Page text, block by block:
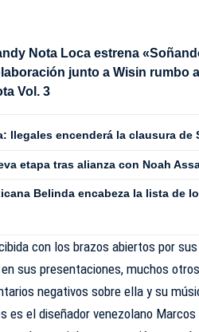
Nota Loca estrena
junto a Wisin rumbo
Vol. 3
Ilegales encenderá la clausura de
etapa tras alianza con Noah
Belinda encabeza la lista de
con los brazos abiertos por
sus presentaciones, muchos
negativos sobre ella y su
es el diseñador venezolano